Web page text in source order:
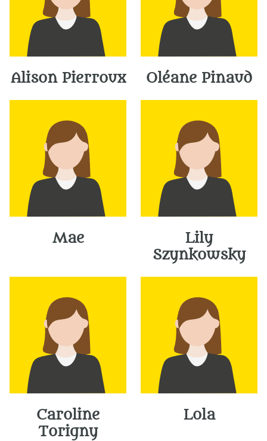
Alison Pierroux Oléane Pinaud
Mae
Lily
Szynkowsky
Caroline
Torigny
Lola